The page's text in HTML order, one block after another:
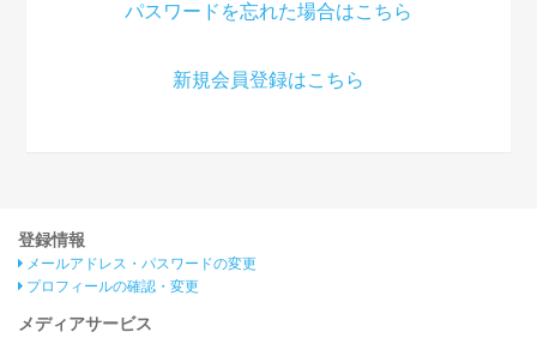
パスワードを忘れた場合はこちら
新規会員登録はこちら
登録情報
メールアドレス・パスワードの変更
プロフィールの確認・変更
メディアサービス